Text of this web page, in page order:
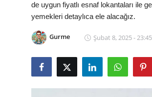
Kalori & Diyet Rehberi
Mutfak Püf Noktaları & İpuçları
Temel Gıda ve Ürün Rehberleri
de uygun fiyatlı esnaf lokantaları ile
yemekleri detaylıca ele alacağız.
Gurme Şubat 8, 2025 - 23:45